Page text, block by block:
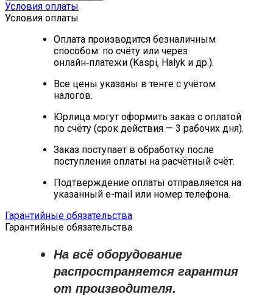
Условия оплаты
Условия оплаты
Оплата производится безналичным
способом: по счёту или через
онлайн‑платежи (Kaspi, Halyk и др.).
Все цены указаны в тенге с учётом
налогов.
Юрлица могут оформить заказ с оплатой
по счёту (срок действия — 3 рабочих дня).
Заказ поступает в обработку после
поступления оплаты на расчётный счёт.
Подтверждение оплаты отправляется на
указанный e-mail или номер телефона.
Гарантийные обязательства
Гарантийные обязательства
На всё оборудование
распространяется гарантия
от производителя.